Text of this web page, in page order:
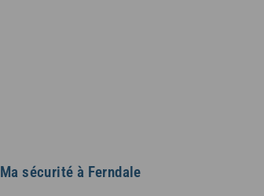
Ma sécurité à Ferndale